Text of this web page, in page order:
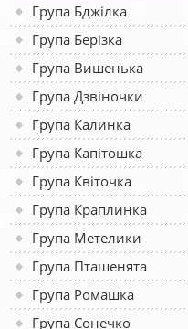
Група Бджілка
Група Берізка
Група Вишенька
Група Дзвіночки
Група Калинка
Група Капітошка
Група Квіточка
Група Краплинка
Група Метелики
Група Пташенята
Група Ромашка
Група Сонечко